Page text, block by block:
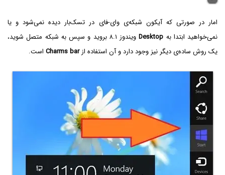
امار در صورتی که آیکون شبکه‌ی وای-فای در تسک‌بار دیده نمی‌شود و یا
نمی‌خواهید ابتدا به Desktop
ویندوز ۸.۱ بروید و سپس به شبکه متصل شوید،
یک روش ساده‌ی دیگر نیز وجود دارد و آن استفاده ازCharms bar است.